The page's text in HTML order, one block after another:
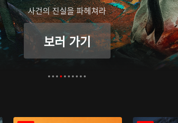
사건의 진실을 파헤쳐라
보러 가기